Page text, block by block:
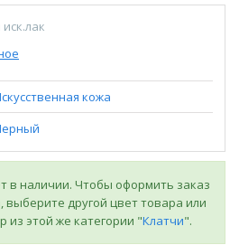
кожа
в наличии. Чтобы оформить заказ
выберите другой цвет товара или
из этой же категории "Клатчи".